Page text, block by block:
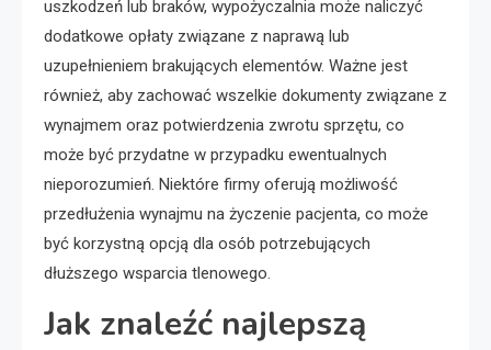
uszkodzeń lub braków, wypożyczalnia może naliczyć
dodatkowe opłaty związane z naprawą lub
uzupełnieniem brakujących elementów. Ważne jest
również, aby zachować wszelkie dokumenty związane z
wynajmem oraz potwierdzenia zwrotu sprzętu, co
może być przydatne w przypadku ewentualnych
nieporozumień. Niektóre firmy oferują możliwość
przedłużenia wynajmu na życzenie pacjenta, co może
być korzystną opcją dla osób potrzebujących
dłuższego wsparcia tlenowego.
Jak znaleźć najlepszą